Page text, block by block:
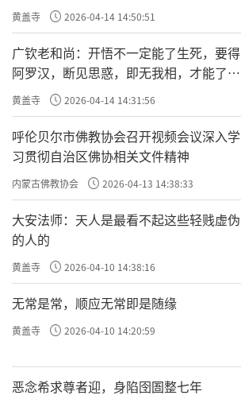
黄盖寺 2026-04-14 14:50:51
广钦老和尚：开悟不一定能了生死，要得
阿罗汉，断见思惑，即无我相，才能了生
死
黄盖寺 2026-04-14 14:31:56
呼伦贝尔市佛教协会召开视频会议深入学
习贯彻自治区佛协相关文件精神
内蒙古佛教协会 2026-04-13 14:38:33
大安法师：天人是最看不起这些轻贱虚伪
的人的
黄盖寺 2026-04-10 14:38:16
无常是常，顺应无常即是随缘
黄盖寺 2026-04-10 14:20:59
恶念希求尊者迎，身陷囹圄整七年